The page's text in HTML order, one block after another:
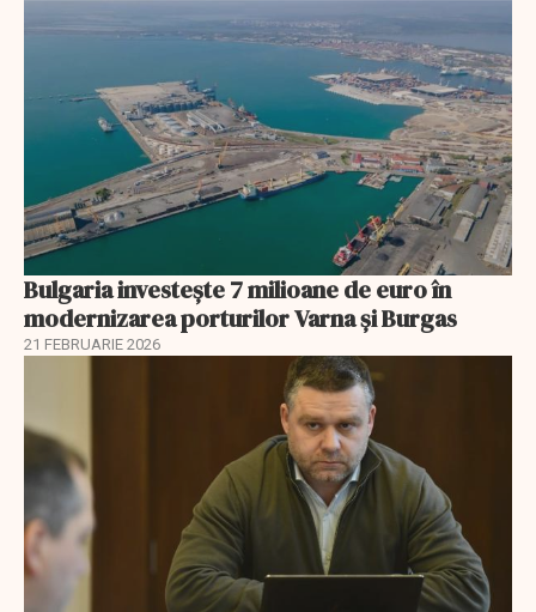
Bulgaria investește 7 milioane de euro în
modernizarea porturilor Varna și Burgas
21 FEBRUARIE 2026